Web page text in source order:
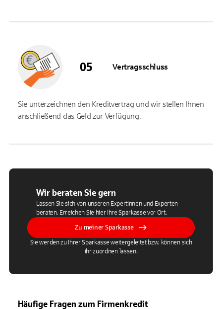
Vertragsschluss
Sie unterzeichnen den Kreditvertrag und wir stellen Ihnen
anschließend das Geld zur Verfügung.
Wir beraten Sie gern
Lassen Sie sich von unseren Expertinnen und Experten
beraten. Erreichen Sie hier Ihre Sparkasse vor Ort.
Zu meiner Sparkasse
Sie werden zu Ihrer Sparkasse weitergeleitet bzw. können sich
ihr zuordnen lassen.
Häufige Fragen zum Firmenkredit